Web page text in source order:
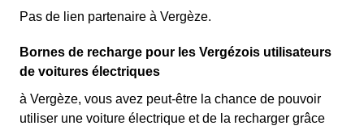
Pas de lien partenaire à Vergèze.
Bornes de recharge pour les Vergézois utilisateurs
de voitures électriques
à Vergèze, vous avez peut-être la chance de pouvoir
utiliser une voiture électrique et de la recharger grâce